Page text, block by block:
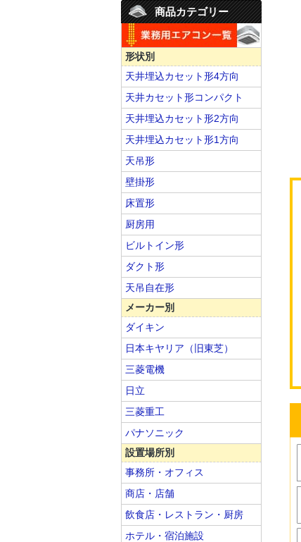
商品カテゴリー
形状別
天井埋込カセット形4方向
天井カセット形コンパクト
天井埋込カセット形2方向
天井埋込カセット形1方向
天吊形
壁掛形
床置形
厨房用
ビルトイン形
ダクト形
天吊自在形
メーカー別
ダイキン
日本キヤリア（旧東芝）
三菱電機
日立
三菱重工
パナソニック
設置場所別
事務所・オフィス
商店・店舗
飲食店・レストラン・厨房
ホテル・宿泊施設